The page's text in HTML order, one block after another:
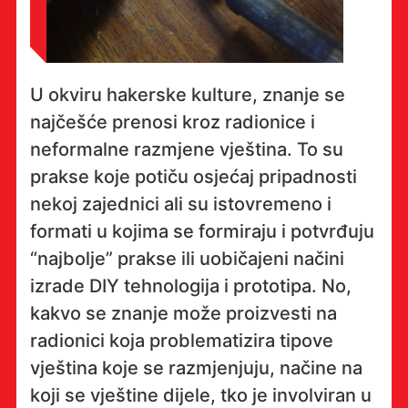
U okviru hakerske kulture, znanje se
najčešće prenosi kroz radionice i
neformalne razmjene vještina. To su
prakse koje potiču osjećaj pripadnosti
nekoj zajednici ali su istovremeno i
formati u kojima se formiraju i potvrđuju
“najbolje” prakse ili uobičajeni načini
izrade DIY tehnologija i prototipa. No,
kakvo se znanje može proizvesti na
radionici koja problematizira tipove
vještina koje se razmjenjuju, načine na
koji se vještine dijele, tko je involviran u